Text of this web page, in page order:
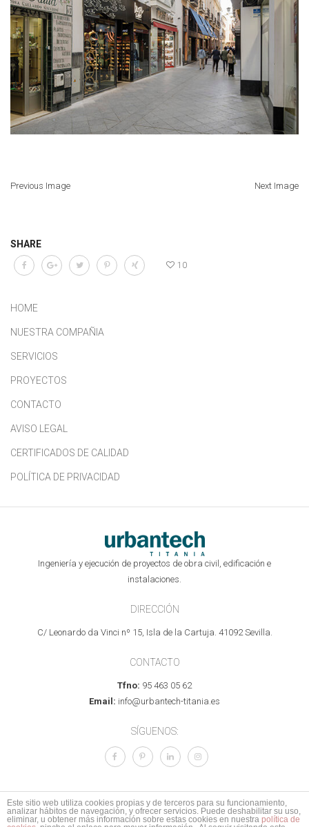
Previous Image Next Image
SHARE
10
HOME
NUESTRA COMPAÑIA
SERVICIOS
PROYECTOS
CONTACTO
AVISO LEGAL
CERTIFICADOS DE CALIDAD
POLÍTICA DE PRIVACIDAD
Ingeniería y ejecución de proyectos de obra civil, edificación e
instalaciones.
DIRECCIÓN
C/ Leonardo da Vinci nº 15, Isla de la Cartuja. 41092 Sevilla.
CONTACTO
Tfno: 95 463 05 62
Email: info@urbantech-titania.es
SÍGUENOS:
© 2017 Todos los derechos reservados.Aviso legalIPolítica de PrivacidadI
Este sitio web utiliza cookies propias y de terceros para su funcionamiento,
analizar hábitos de navegación, y ofrecer servicios. Puede deshabilitar su uso,
eliminar, u obtener más información sobre estas cookies en nuestra política de